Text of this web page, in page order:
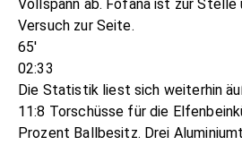
Vollspann ab. Fofana ist zur Stelle
Versuch zur Seite.
65'
02:33
Die Statistik liest sich weiterhin
11:8 Torschüsse für die
Prozent Ballbesitz. Drei